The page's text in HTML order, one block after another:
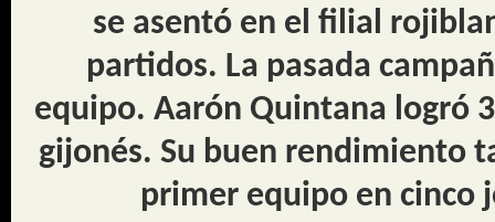
se asentó en el filial
partidos. La pasada
equipo. Aarón Quintana logró
gijonés. Su buen rendimiento
primer equipo en cinco